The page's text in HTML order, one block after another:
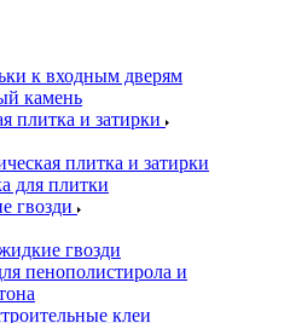
к входным дверям
камень
плитка и затирки
плитка и затирки
для плитки
гвозди
гвозди
пенополистирола и
клеи